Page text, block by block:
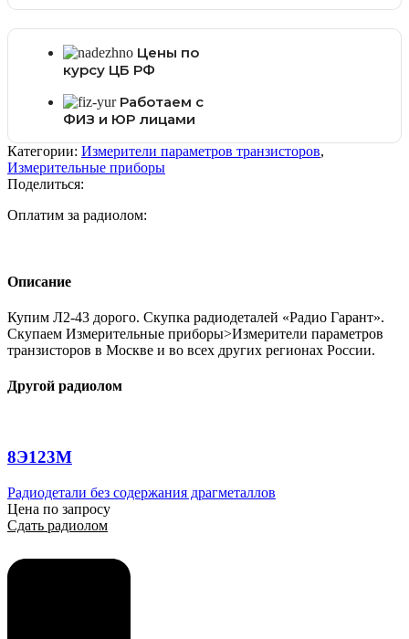
Цены по
курсу ЦБ РФ
Работаем с
ФИЗ и ЮР лицами
Категории: Измерители параметров транзисторов,
Измерительные приборы
Поделиться:
Оплатим за радиолом:
Описание
Купим Л2-43 дорого. Скупка радиодеталей «Радио Гарант».
Скупаем Измерительные приборы>Измерители параметров
транзисторов в Москве и во всех других регионах России.
Другой радиолом
8Э123М
Радиодетали без содержания драгметаллов
Цена по запросу
Сдать радиолом